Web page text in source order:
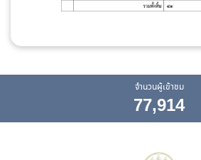
จำนวนผู้เข้าชม
77,914